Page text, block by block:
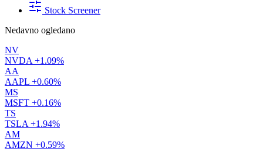
Stock Screener
Nedavno ogledano
NV
NVDA +1.09%
AA
AAPL +0.60%
MS
MSFT +0.16%
TS
TSLA +1.94%
AM
AMZN +0.59%